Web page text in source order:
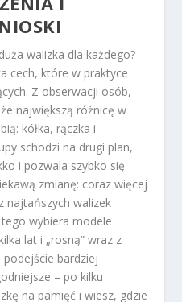
walizka dla każdego?
cech, które w praktyce
Z obserwacji osób,
największą różnicę w
kółka, rączka i
schodzi na drugi plan,
i pozwala szybko się
zmianę: coraz więcej
najtańszych walizek
wybiera modele
lat i „rosną” wraz z
podejście bardziej
– po kilku
na pamięć i wiesz, gdzie